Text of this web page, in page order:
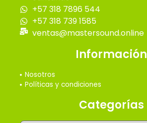
+57 318 7896 544
+57 318 739 1585
ventas@mastersound.online
Información
Nosotros
Políticas y condiciones
Categorías